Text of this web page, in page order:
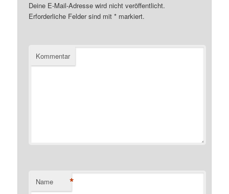
Deine E-Mail-Adresse wird nicht veröffentlicht.
Erforderliche Felder sind mit* markiert.
Kommentar
Name *